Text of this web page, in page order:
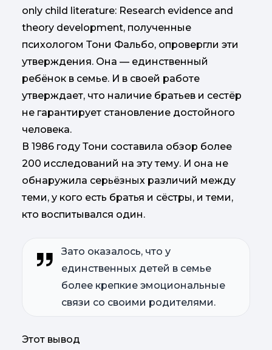
only child literature: Research evidence and
theory development, полученные
психологом Тони Фальбо, опровергли эти
утверждения. Она — единственный
ребёнок в семье. И в своей работе
утверждает, что наличие братьев и сестёр
не гарантирует становление достойного
человека.
В 1986 году Тони составила обзор более
200 исследований на эту тему. И она не
обнаружила серьёзных различий между
теми, у кого есть братья и сёстры, и теми,
кто воспитывался один.
Зато оказалось, что у
единственных детей в семье
более крепкие эмоциональные
связи со своими родителями.
Этот вывод